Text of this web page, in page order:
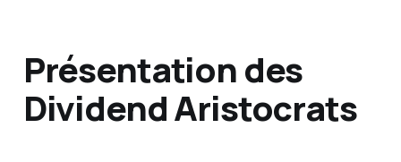
Présentation des
Dividend Aristocrats